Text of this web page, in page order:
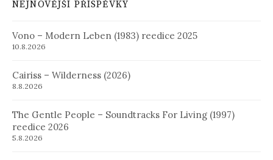
NEJNOVĚJŠÍ PŘÍSPĚVKY
Vono – Modern Leben (1983) reedice 2025
10.8.2026
Cairiss – Wilderness (2026)
8.8.2026
The Gentle People – Soundtracks For Living (1997)
reedice 2026
5.8.2026